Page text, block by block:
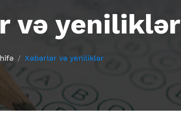
və yeniliklər
Xəbərlər və yeniliklər